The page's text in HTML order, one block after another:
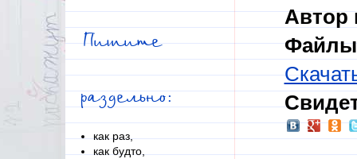
Пишите
раздельно:
как раз,
как будто,
Автор
Файлы